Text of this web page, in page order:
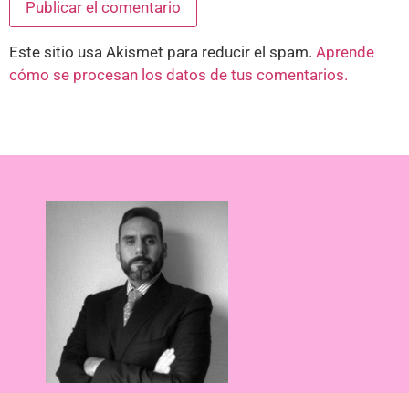
Este sitio usa Akismet para reducir el spam. Aprende
cómo se procesan los datos de tus comentarios.